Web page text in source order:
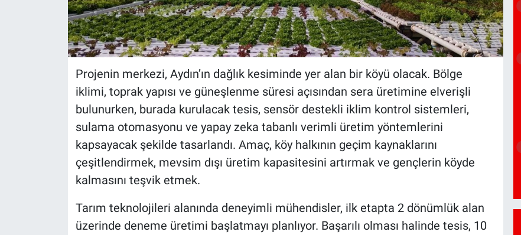
Projenin merkezi, Aydın’ın dağlık kesiminde yer alan bir köyü olacak. Bölge
iklimi, toprak yapısı ve güneşlenme süresi açısından sera üretimine elverişli
bulunurken, burada kurulacak tesis, sensör destekli iklim kontrol sistemleri,
sulama otomasyonu ve yapay zeka tabanlı verimli üretim yöntemlerini
kapsayacak şekilde tasarlandı. Amaç, köy halkının geçim kaynaklarını
çeşitlendirmek, mevsim dışı üretim kapasitesini artırmak ve gençlerin köyde
kalmasını teşvik etmek.
Tarım teknolojileri alanında deneyimli mühendisler, ilk etapta 2 dönümlük alan
üzerinde deneme üretimi başlatmayı planlıyor. Başarılı olması halinde tesis, 10